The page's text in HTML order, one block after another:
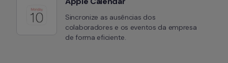
Sincronize as ausências dos
colaboradores e os eventos da empresa
de forma eficiente.